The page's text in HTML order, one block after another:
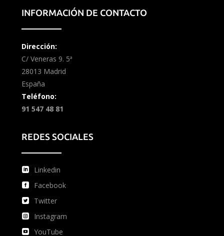
INFORMACIÓN DE CONTACTO
Dirección:
C/ Veneras 9. 5ª
28013 Madrid
España
Teléfono:
91 547 48 81
REDES SOCIALES
Linkedin
Facebook
Twitter
Instagram
YouTube